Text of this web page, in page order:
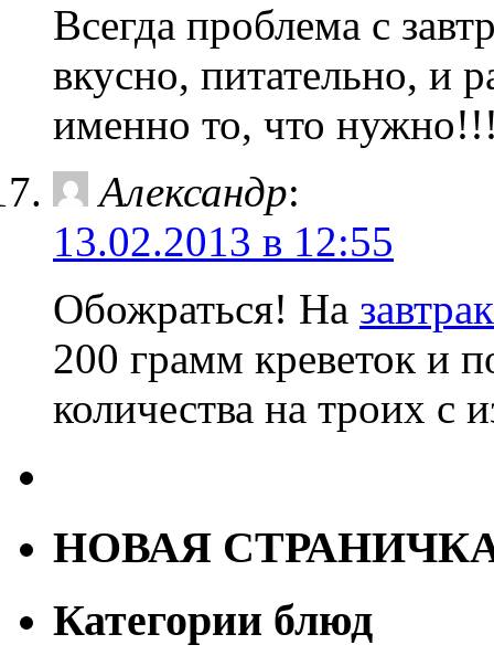
Всегда проблема с
вкусно, питательно, и
именно то, что
Александр:
13.02.2013 в 12:55
Обожраться! На завтрак
200 грамм креветок и
количества на троих с
НОВАЯ
Категории блюд